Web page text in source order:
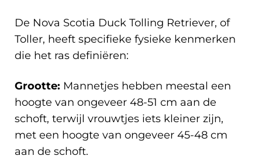
De Nova Scotia Duck Tolling Retriever, of
Toller, heeft specifieke fysieke kenmerken
die het ras definiëren:
Grootte: Mannetjes hebben meestal een
hoogte van ongeveer 48-51 cm aan de
schoft, terwijl vrouwtjes iets kleiner zijn,
met een hoogte van ongeveer 45-48 cm
aan de schoft.